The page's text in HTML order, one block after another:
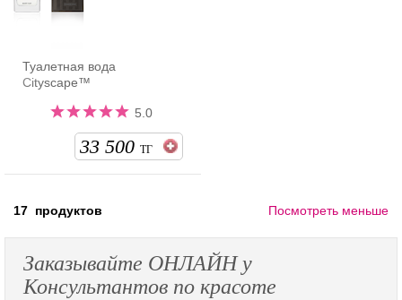
Туалетная вода
Cityscape™
5.0
33 500 ТГ
17 продуктов Посмотреть меньше
Заказывайте ОНЛАЙН у
Консультантов по красоте